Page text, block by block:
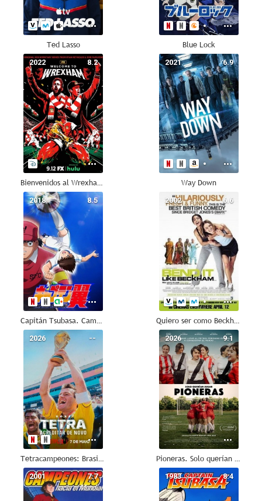
Ted Lasso Blue Lock
8.2
2022
Bienvenidos al Wrexham Football Club
6.9
2021
Way Down
8.5
2018
Capitán Tsubasa. Campeones. Arco de primaria
6.6
2002
Quiero ser como Beckham
--
2026
Tetracampeones: Brasil volvió a creer
9.1
2026
Pioneras. Solo querían jugar
7.7
2001 8.4
1983